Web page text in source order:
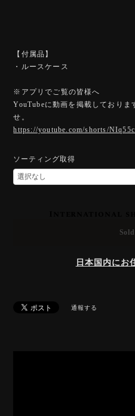
【付属品】
・ルースケース
※アプリでご覧の皆様へ
YouTubeに動画を掲載しておりま
せ。
https://youtube.com/shorts/
ソーティング取得
日本国内にお
通報する